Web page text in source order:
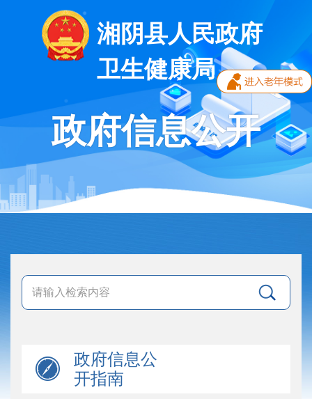
湘阴县人民政府
卫生健康局
政府信息公开
政府信息公
开指南